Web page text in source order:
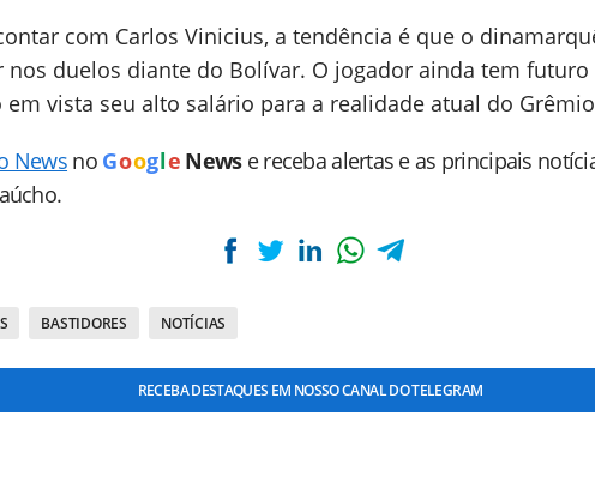
com Carlos Vinicius, a tendência é que o
nos duelos diante do Bolívar. O jogador ainda tem
em vista seu alto salário para a realidade atual do
News no Goog le News e receba alertas e as principais
BASTIDORES NOTÍCIAS
RECEBA DESTAQUES EM NOSSO CANAL DO TELEGRAM